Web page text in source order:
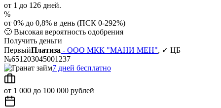
от 1 до 126 дней.
%
от 0% до 0,8% в день (ПСК 0-292%)
🙂 Высокая вероятность одобрения
Получить деньги
ПервыйПлатиза - ООО МКК "МАНИ МЕН", ✓ ЦБ
№651203045001237
7 дней бесплатно
от 1 000 до 100 000 рублей